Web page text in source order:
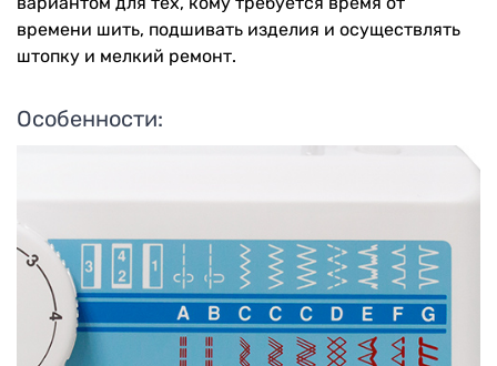
времени шить, подшивать изделия и осуществлять
штопку и мелкий ремонт.
Особенности: